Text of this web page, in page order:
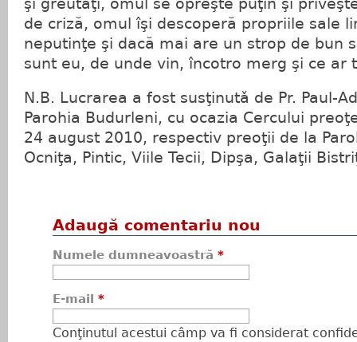
şi greutăţi, omul se opreşte puţin şi
de criză, omul îşi descoperă propriile sale
neputinţe şi dacă mai are un strop de bun
sunt eu, de unde vin, încotro merg şi ce ar
N.B. Lucrarea a fost susţinutǎ de Pr. Paul-
Parohia Budurleni, cu ocazia Cercului
24 august 2010, respectiv preoţii de la
Ocniţa, Pintic, Viile Tecii, Dipşa, Galaţii
Adaugă comentariu nou
Numele dumneavoastră *
E-mail *
Conţinutul acestui câmp va fi considerat